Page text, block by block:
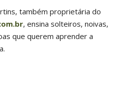
também proprietária do
, ensina solteiros, noivas,
que querem aprender a